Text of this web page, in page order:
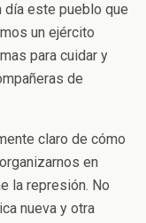
día este pueblo que
un ejército
para cuidar y
de
claro de cómo
en
la represión. No
nueva y otra